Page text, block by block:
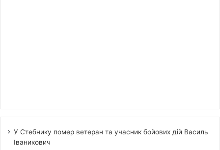
У Стебнику помер ветеран та учасник бойових дій Василь
Іваникович